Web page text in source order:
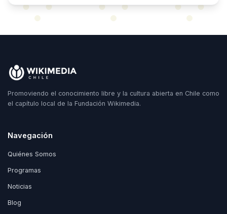
Promoviendo el conocimiento libre y la cultura abierta en Chile como
el capítulo local de la Fundación Wikimedia.
Navegación
Quiénes Somos
Programas
Noticias
Blog